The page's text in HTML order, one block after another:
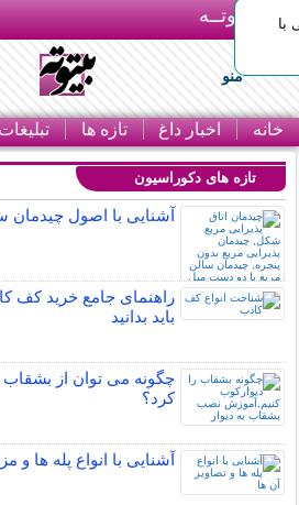
بـیتوتــه
منو
خانه اخبار داغ تازه ها
با
تازه های دکوراسیون
آشنایی با اصول
راهنمای جامع خرید کف
باید بدانید
چگونه می توان از
کرد؟
آشنایی با انواع پله ها و